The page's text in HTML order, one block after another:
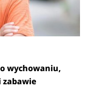
wychowaniu,